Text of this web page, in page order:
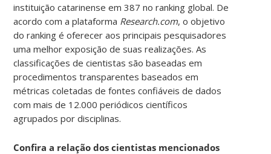
instituição catarinense em 387 no ranking global. De
acordo com a plataforma Research.com, o objetivo
do ranking é oferecer aos principais pesquisadores
uma melhor exposição de suas realizações. As
classificações de cientistas são baseadas em
procedimentos transparentes baseados em
métricas coletadas de fontes confiáveis ​​de dados
com mais de 12.000 periódicos científicos
agrupados por disciplinas.
Confira a relação dos cientistas mencionados